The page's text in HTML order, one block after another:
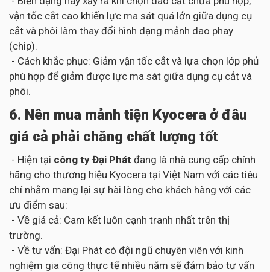
vận tốc cắt cao khiến lực ma sát quá lớn giữa dụng cụ
cắt và phôi làm thay đổi hình dạng mảnh dao phay
(chip).
- Cách khắc phục: Giảm vận tốc cắt và lựa chọn lớp phủ
phù hợp để giảm được lực ma sát giữa dụng cụ cắt và
phôi.
6. Nên mua mảnh tiện Kyocera ở đâu
giá cả phải chăng chất lượng tốt
- Hiện tại công ty Đại Phát đang là nhà cung cấp chính
hãng cho thương hiệu Kyocera tại Việt Nam với các tiêu
chí nhằm mang lại sự hài lòng cho khách hàng với các
ưu điểm sau:
- Về giá cả: Cam kết luôn cạnh tranh nhất trên thị
trường.
- Về tư vấn: Đại Phát có đội ngũ chuyên viên với kinh
nghiệm gia công thực tế nhiều năm sẽ đảm bảo tư vấn